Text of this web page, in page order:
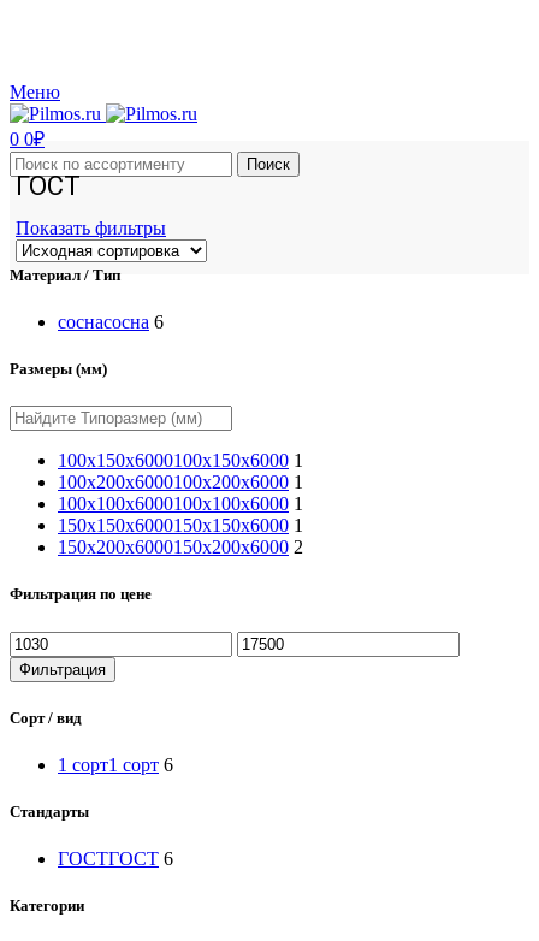
Меню
0 0₽
Поиск
ГОСТ
Показать фильтры
Материал / Тип
соснасосна 6
Размеры (мм)
100x150x6000100x150x6000 1
100x200x6000100x200x6000 1
100х100х6000100х100х6000 1
150х150х6000150х150х6000 1
150х200х6000150х200х6000 2
Фильтрация по цене
Минимальная
цена
Максимальная
цена
Фильтрация
Сорт / вид
1 сорт1 сорт 6
Стандарты
ГОСТГОСТ 6
Категории